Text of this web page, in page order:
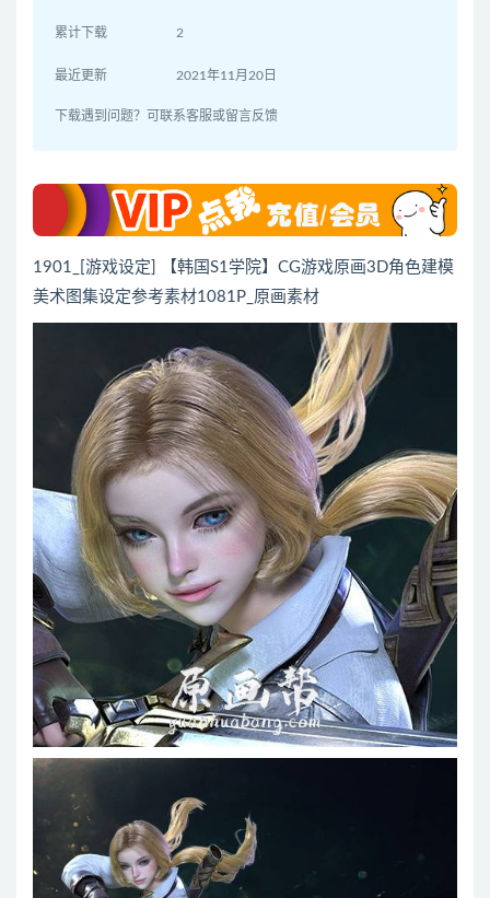
累计下载 2
最近更新 2021年11月20日
下载遇到问题？可联系客服或留言反馈
1901_[游戏设定] 【韩国S1学院】CG游戏原画3D角色建模
美术图集设定参考素材1081P_原画素材